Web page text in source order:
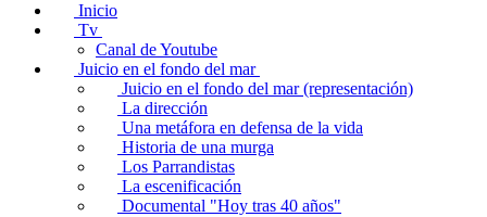
Inicio
Tv
Canal de Youtube
Juicio en el fondo del mar
Juicio en el fondo del mar (representación)
La dirección
Una metáfora en defensa de la vida
Historia de una murga
Los Parrandistas
La escenificación
Documental "Hoy tras 40 años"